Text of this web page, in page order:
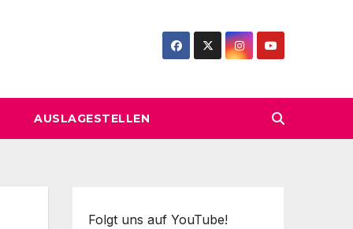
AUSLAGESTELLEN
Folgt uns auf YouTube!